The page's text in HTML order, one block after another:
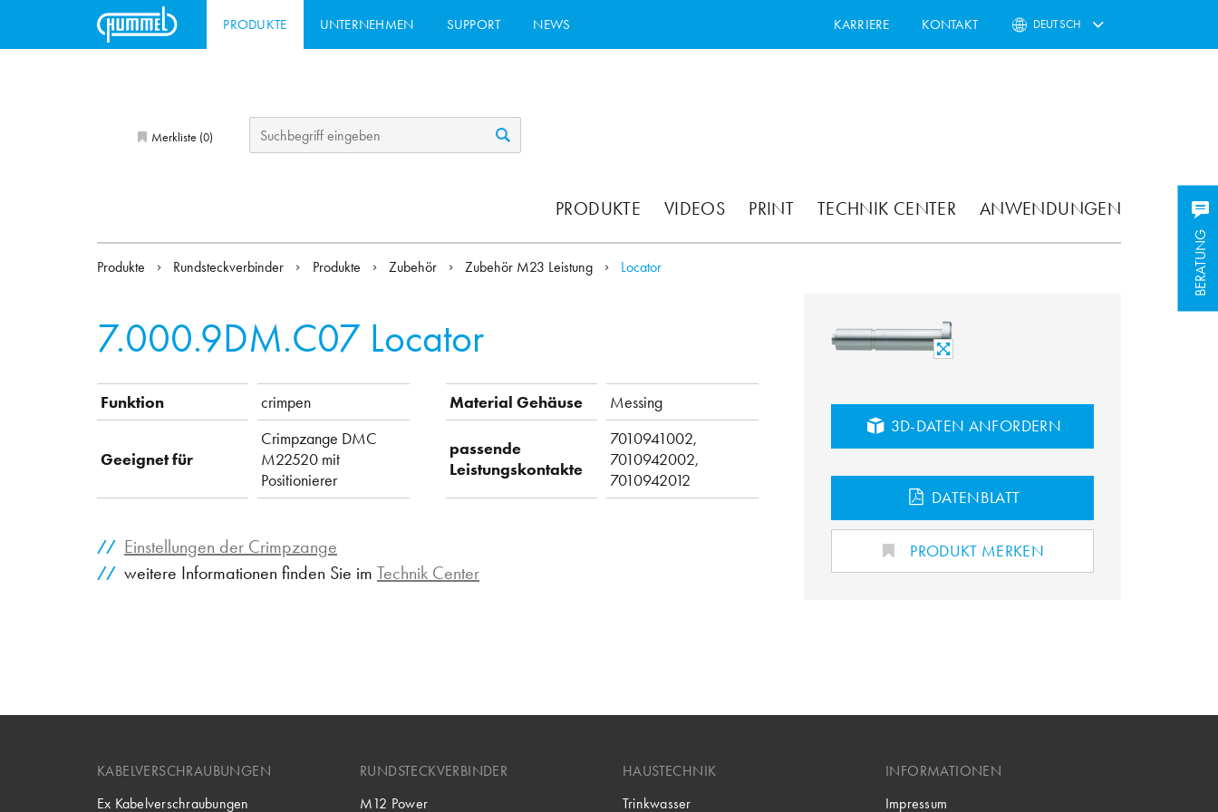
PRODUKTE UNTERNEHMEN SUPPORT NEWS KARRIERE KONTAKT DEUTSCH
Merkliste (0)
PRODUKTE VIDEOS PRINT TECHNIK CENTER ANWENDUNGEN
BERATUNG
Produkte Rundsteckverbinder Produkte Zubehör Zubehör M23 Leistung Locator
7.000.9DM.C07 Locator
Funktion crimpen
Geeignet für
Crimpzange DMC
M22520 mit
Positionierer
Material Gehäuse Messing
passende
Leistungskontakte
7010941002,
7010942002,
7010942012
Einstellungen der Crimpzange
weitere Informationen finden Sie im Technik Center
3D-DATEN ANFORDERN
DATENBLATT
PRODUKT MERKEN
KABELVERSCHRAUBUNGEN
Ex Kabelverschraubungen
RUNDSTECKVERBINDER
M12 Power
HAUSTECHNIK
Trinkwasser
INFORMATIONEN
Impressum